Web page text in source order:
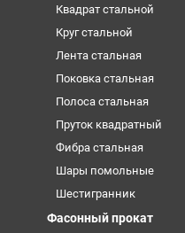
Квадрат стальной
Круг стальной
Лента стальная
Поковка стальная
Полоса стальная
Пруток квадратный
Фибра стальная
Шары помольные
Шестигранник
Фасонный прокат